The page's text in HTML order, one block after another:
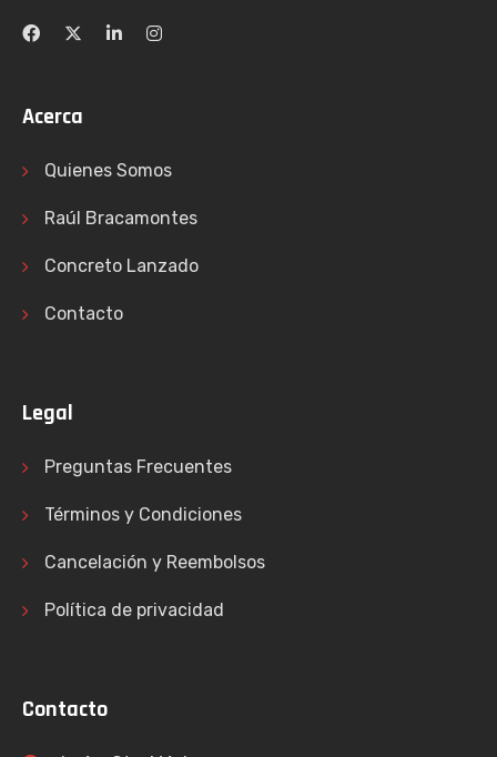
Acerca
Quienes Somos
Raúl Bracamontes
Concreto Lanzado
Contacto
Legal
Preguntas Frecuentes
Términos y Condiciones
Cancelación y Reembolsos
Política de privacidad
Contacto